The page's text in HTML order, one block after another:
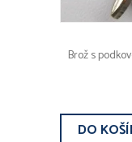
Brož s
DO